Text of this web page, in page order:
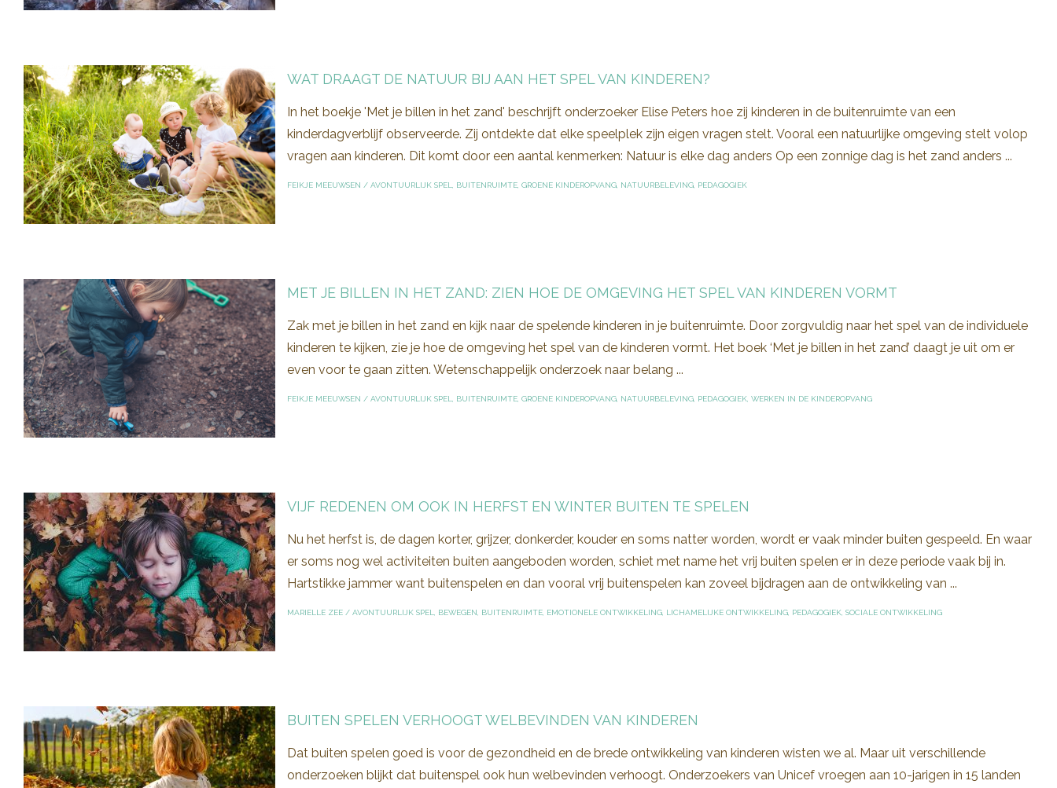
WAT DRAAGT DE NATUUR BIJ AAN HET SPEL VAN KINDEREN?
In het boekje 'Met je billen in het zand' beschrijft onderzoeker Elise Peters hoe zij kinderen in de buitenruimte van een
kinderdagverblijf observeerde. Zij ontdekte dat elke speelplek zijn eigen vragen stelt. Vooral een natuurlijke omgeving stelt volop
vragen aan kinderen. Dit komt door een aantal kenmerken: Natuur is elke dag anders Op een zonnige dag is het zand anders ...
FEIKJE MEEUWSEN / AVONTUURLIJK SPEL BUITENRUIMTE GROENE KINDEROPVANG NATUURBELEVING PEDAGOGIEK
MET JE BILLEN IN HET ZAND: ZIEN HOE DE OMGEVING HET SPEL VAN KINDEREN VORMT
Zak met je billen in het zand en kijk naar de spelende kinderen in je buitenruimte. Door zorgvuldig naar het spel van de individuele
kinderen te kijken, zie je hoe de omgeving het spel van de kinderen vormt. Het boek ‘Met je billen in het zand’ daagt je uit om er
even voor te gaan zitten. Wetenschappelijk onderzoek naar belang ...
FEIKJE MEEUWSEN / AVONTUURLIJK SPEL BUITENRUIMTE GROENE KINDEROPVANG NATUURBELEVING PEDAGOGIEK WERKEN IN DE KINDEROPVANG
VIJF REDENEN OM OOK IN HERFST EN WINTER BUITEN TE SPELEN
Nu het herfst is, de dagen korter, grijzer, donkerder, kouder en soms natter worden, wordt er vaak minder buiten gespeeld. En waar
er soms nog wel activiteiten buiten aangeboden worden, schiet met name het vrij buiten spelen er in deze periode vaak bij in.
Hartstikke jammer want buitenspelen en dan vooral vrij buitenspelen kan zoveel bijdragen aan de ontwikkeling van ...
MARIELLE ZEE / AVONTUURLIJK SPEL BEWEGEN BUITENRUIMTE EMOTIONELE ONTWIKKELING LICHAMELIJKE ONTWIKKELING PEDAGOGIEK SOCIALE ONTWIKKELING
BUITEN SPELEN VERHOOGT WELBEVINDEN VAN KINDEREN
Dat buiten spelen goed is voor de gezondheid en de brede ontwikkeling van kinderen wisten we al. Maar uit verschillende
onderzoeken blijkt dat buitenspel ook hun welbevinden verhoogt. Onderzoekers van Unicef vroegen aan 10-jarigen in 15 landen